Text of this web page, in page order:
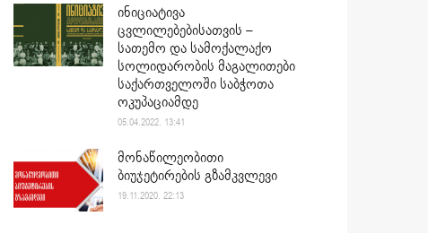
ინიციატივა
ცვლილებებისათვის –
სათემო და სამოქალაქო
სოლიდარობის მაგალითები
საქართველოში საბჭოთა
ოკუპაციამდე
05.04.2022. 13:41
მონაწილეობითი
ბიუჯეტირების გზამკვლევი
19.11.2020. 22:13